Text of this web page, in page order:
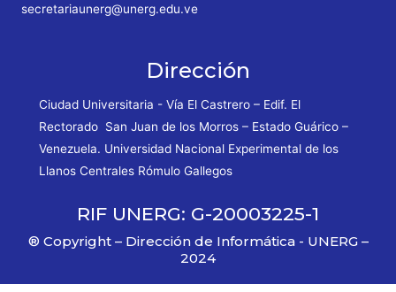
secretariaunerg@unerg.edu.ve
Dirección
Ciudad Universitaria - Vía El Castrero – Edif. El
Rectorado San Juan de los Morros – Estado Guárico –
Venezuela. Universidad Nacional Experimental de los
Llanos Centrales Rómulo Gallegos
RIF UNERG: G-20003225-1
® Copyright – Dirección de Informática - UNERG –
2024